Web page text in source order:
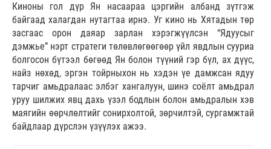
Киноны гол дүр Ян насаараа цэргийн албанд зүтгэж
байгаад халагдан нутагтаа ирнэ. Уг кино нь Хятадын төр
засгаас орон даяар зарлан хэрэгжүүлсэн “Ядуусыг
дэмжье” нэрт стратеги төлөвлөгөөгөөр үйл явдлын сууриа
болгосон бүтээл бөгөөд Ян болон түүний гэр бүл, ах дүүс,
найз нөхөд, эргэн тойрныхон нь хэдэн үе дамжсан ядуу
тарчиг амьдралаас элбэг хангалуун, шинэ соёлт амьдрал
уруу шилжих явц дахь үзэл бодлын болон амьдралын хэв
маягийн өөрчлөлтийг сонирхолтой, зөрчилтэй, сургамжтай
байдлаар дүрслэн үзүүлэх ажээ.